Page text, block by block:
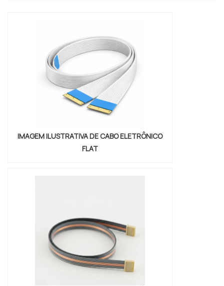
IMAGEM ILUSTRATIVA DE CABO ELETRÔNICO
FLAT